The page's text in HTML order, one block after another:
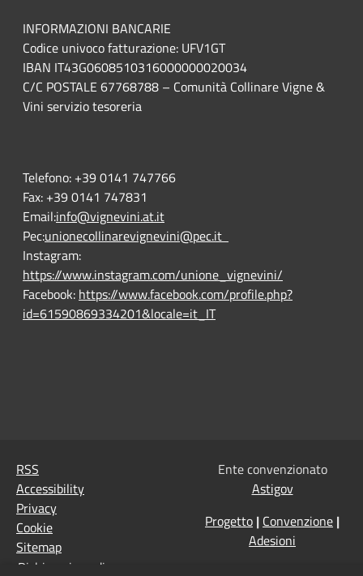
INFORMAZIONI BANCARIE
Codice univoco fatturazione: UFV1GT
IBAN IT43G0608510316000000020034
C/C POSTALE 67768788 – Comunità Collinare Vigne &
Vini servizio tesoreria
Telefono: +39 0141 747766
Fax: +39 0141 747831
Email:info@vignevini.at.it
Pec:unionecollinarevignevini@pec.it
Instagram:
https://www.instagram.com/unione_vignevini/
Facebook: https://www.facebook.com/profile.php?
id=61590869334201&locale=it_IT
RSS
Accessibility
Privacy
Cookie
Sitemap
Dichiarazione di
Ente convenzionato
Astigov
Progetto | Convenzione |
Adesioni